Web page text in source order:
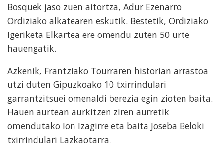
Bosquek jaso zuen aitortza, Adur Ezenarro
Ordiziako alkatearen eskutik. Bestetik, Ordiziako
Igeriketa Elkartea ere omendu zuten 50 urte
hauengatik.
Azkenik, Frantziako Tourraren historian arrastoa
utzi duten Gipuzkoako 10 txirrindulari
garrantzitsuei omenaldi berezia egin zioten baita.
Hauen aurtean aurkitzen ziren aurretik
omendutako Ion Izagirre eta baita Joseba Beloki
txirrindulari Lazkaotarra.